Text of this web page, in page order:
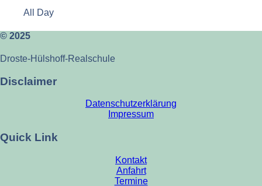
All Day
© 2025
Droste-Hülshoff-Realschule
Disclaimer
Datenschutzerklärung
Impressum
Quick Link
Kontakt
Anfahrt
Termine